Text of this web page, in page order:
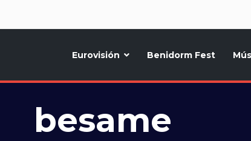
Eurovisión Benidorm Fest
besame